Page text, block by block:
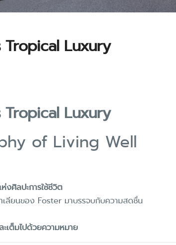
Tropical Luxury
Tropical Luxury
of Living Well
ห่งศิลปะการใช้ชีวิต
ลียนของ Foster มาบรรจบกับความสดชื่น
เต็มไปด้วยความหมาย